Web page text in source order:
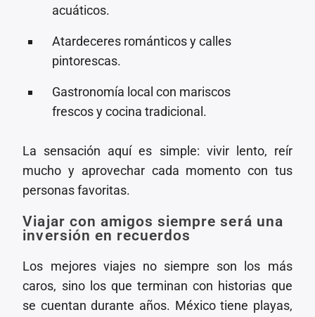
acuáticos.
Atardeceres románticos y calles
pintorescas.
Gastronomía local con mariscos
frescos y cocina tradicional.
La sensación aquí es simple: vivir lento, reír
mucho y aprovechar cada momento con tus
personas favoritas.
Viajar con amigos siempre será una
inversión en recuerdos
Los mejores viajes no siempre son los más
caros, sino los que terminan con historias que
se cuentan durante años. México tiene playas,